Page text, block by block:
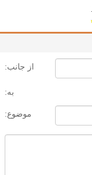
از جانب:
به:
موضوع: